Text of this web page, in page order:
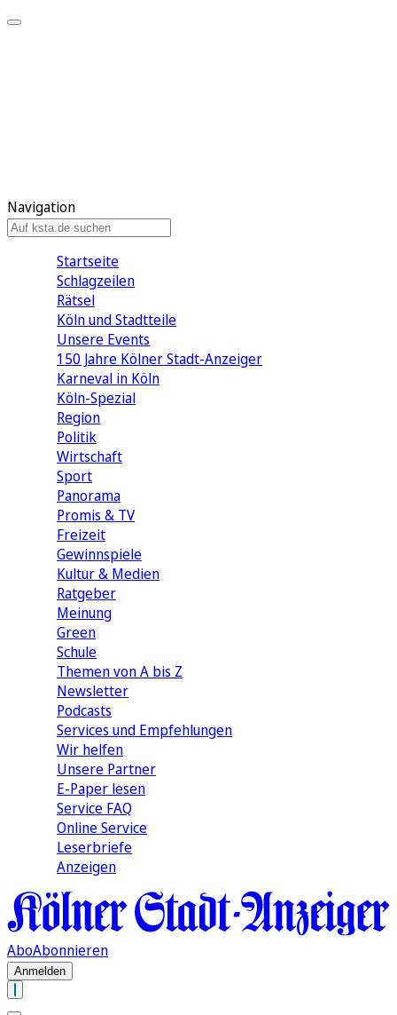
Navigation
Startseite
Schlagzeilen
Rätsel
Köln und Stadtteile
Unsere Events
150 Jahre Kölner Stadt-Anzeiger
Karneval in Köln
Köln-Spezial
Region
Politik
Wirtschaft
Sport
Panorama
Promis & TV
Freizeit
Gewinnspiele
Kultur & Medien
Ratgeber
Meinung
Green
Schule
Themen von A bis Z
Newsletter
Podcasts
Services und Empfehlungen
Wir helfen
Unsere Partner
E-Paper lesen
Service FAQ
Online Service
Leserbriefe
Anzeigen
AboAbonnieren
Anmelden